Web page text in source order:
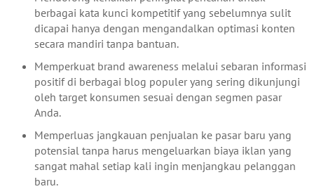
berbagai kata kunci kompetitif yang sebelumnya sulit
dicapai hanya dengan mengandalkan optimasi konten
secara mandiri tanpa bantuan.
Memperkuat brand awareness melalui sebaran informasi
positif di berbagai blog populer yang sering dikunjungi
oleh target konsumen sesuai dengan segmen pasar
Anda.
Memperluas jangkauan penjualan ke pasar baru yang
potensial tanpa harus mengeluarkan biaya iklan yang
sangat mahal setiap kali ingin menjangkau pelanggan
baru.